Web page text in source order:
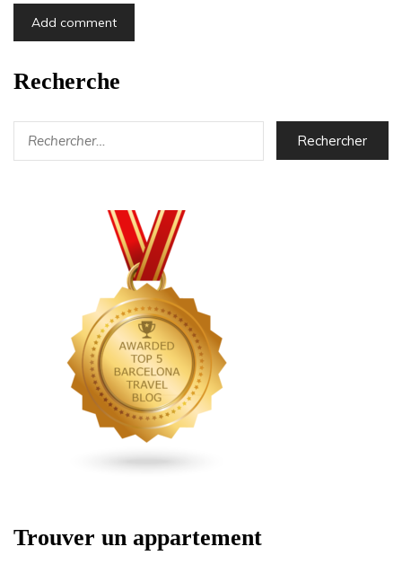
Recherche
Trouver un appartement